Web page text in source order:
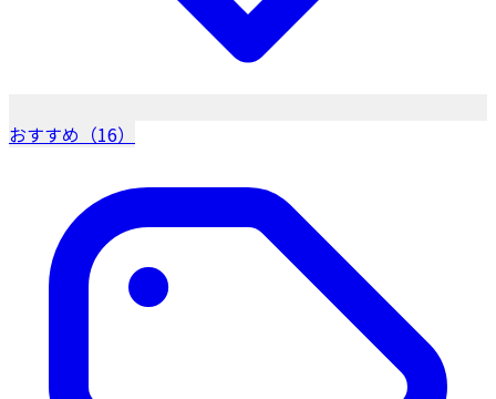
おすすめ（16）